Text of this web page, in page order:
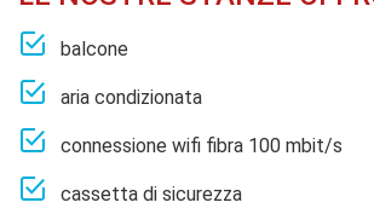
balcone
aria condizionata
connessione wifi fibra 100 mbit/s
cassetta di sicurezza